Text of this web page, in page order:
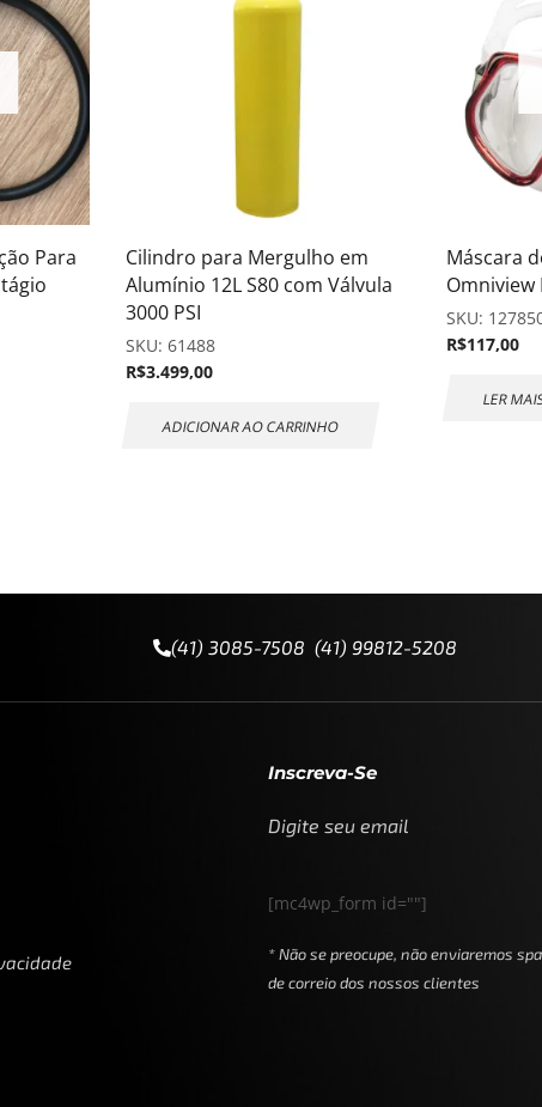
Para
Cilindro para Mergulho em
Alumínio 12L S80 com Válvula
3000 PSI
SKU: 61488
R$3.499,00
ADICIONAR AO CARRINHO
Máscara
Omniview
SKU:
R$117,00
LER
(41) 3085-7508 (41) 99812-5208
Inscreva-Se
Digite seu email
[mc4wp_form id=""]
* Não se preocupe, não enviaremos
de correio dos nossos clientes